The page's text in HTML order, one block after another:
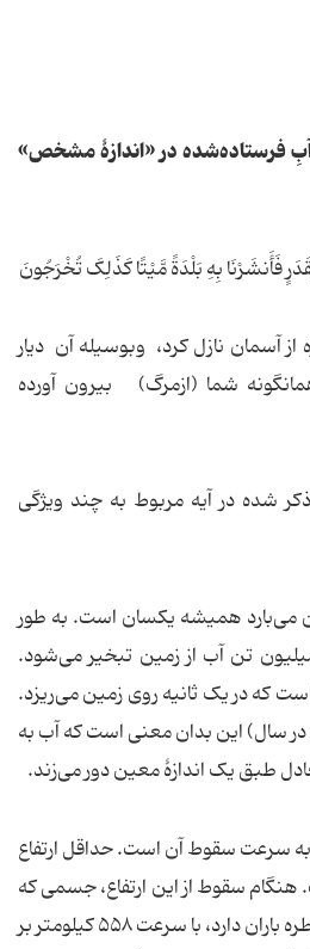
فرستاده‌شده در «اندازۀ مشخص»
فَأَنشَرْنَا بِهِ بَلْدَةً مَّیْتًا کَذَلِکَ تُخْرَجُونَ
آسمان نازل کرد، وبوسیله آن دیار
شما (ازمرگ) بیرون آورده
ذکر شده در آیه مربوط به چند ویژگی
می‌بارد همیشه یکسان است. به طور
در یک ثانیه، ۱۶ میلیون تن آب از زمین تبخیر می‌شود.
است که در یک ثانیه روی زمین می‌ریزد.
تن آب در سال) این بدان معنی است که آب به
طبق یک اندازۀ معین دور می‌زند.
به سرعت سقوط آن است. حداقل ارتفاع
۱۲۰۰ متر است. هنگام سقوط از این ارتفاع، جسمی که
وزن و اندازه‌ای برابر با یک قطره باران دارد، با سرعت ۵۵۸ کیلومتر بر